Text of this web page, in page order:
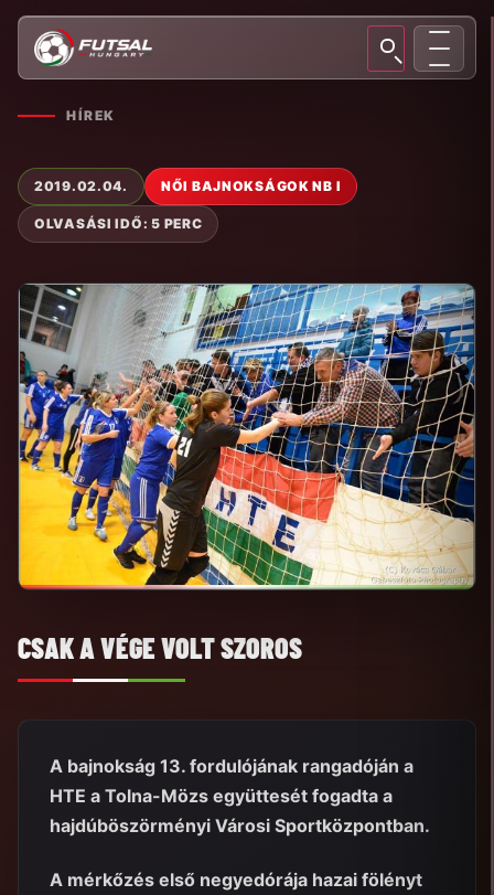
HÍREK
2019.02.04. NŐI BAJNOKSÁGOK NB I
OLVASÁSI IDŐ: 5 PERC
CSAK A VÉGE VOLT SZOROS
A bajnokság 13. fordulójának rangadóján a
HTE a Tolna-Mözs együttesét fogadta a
hajdúböszörményi Városi Sportközpontban.
A mérkőzés első negyedórája hazai fölényt